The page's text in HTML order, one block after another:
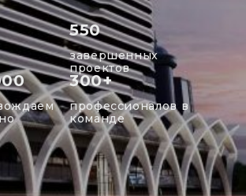
550
завершенных
проектов
300+
профессионалов в
команде